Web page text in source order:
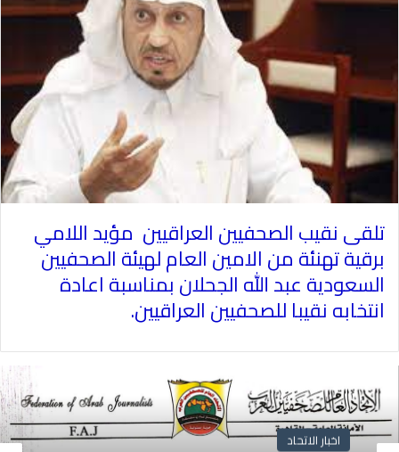
تلقى نقيب الصحفيين العراقيين مؤيد اللامي
برقية تهنئة من الامين العام لهيئة الصحفيين
السعودية عبد الله الجحلان بمناسبة اعادة
انتخابه نقيبا للصحفيين العراقيين.
اخبار الاتحاد